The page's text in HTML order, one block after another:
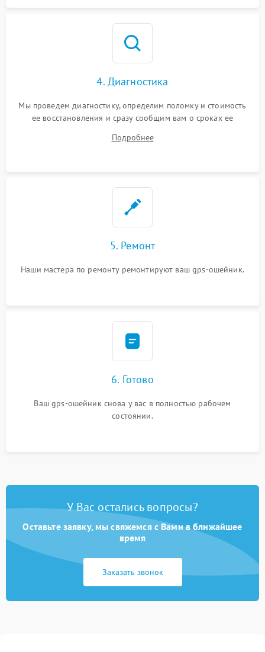
4. Диагностика
Мы проведем диагностику, определим поломку и стоимость
ее восстановления и сразу сообщим вам о сроках ее
Подробнее
5. Ремонт
Наши мастера по ремонту ремонтируют ваш gps-ошейник.
6. Готово
Ваш gps-ошейник снова у вас в полностью рабочем
состоянии.
У Вас остались вопросы?
Оставьте заявку, мы свяжемся с Вами в ближайшее
время
Заказать звонок